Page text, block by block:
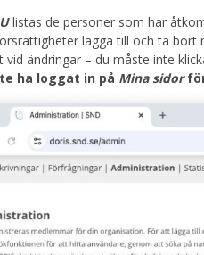
listas de personer som har
lägga till och ta bort
ändringar – du måste inte
ha loggat in på Mina sidorför